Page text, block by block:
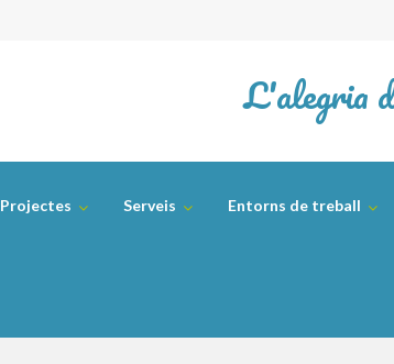
L'alegria
Projectes Serveis Entorns de treball